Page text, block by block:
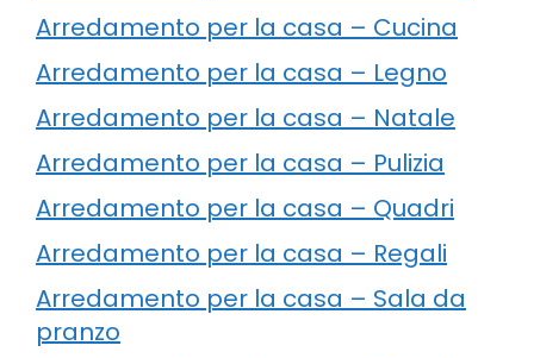
Arredamento per la casa – Cucina
Arredamento per la casa – Legno
Arredamento per la casa – Natale
Arredamento per la casa – Pulizia
Arredamento per la casa – Quadri
Arredamento per la casa – Regali
Arredamento per la casa – Sala da
pranzo